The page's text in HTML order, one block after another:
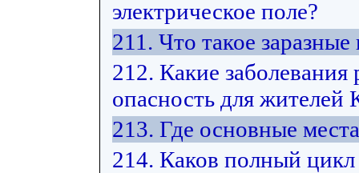
электрическое поле?
211. Что такое
212. Какие
опасность для жителей
213. Где основные
214. Каков полный цикл